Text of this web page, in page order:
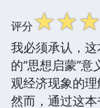
评分☆☆☆
我必须承认，
的“思想启蒙”
观经济现象的理
然而，通过这